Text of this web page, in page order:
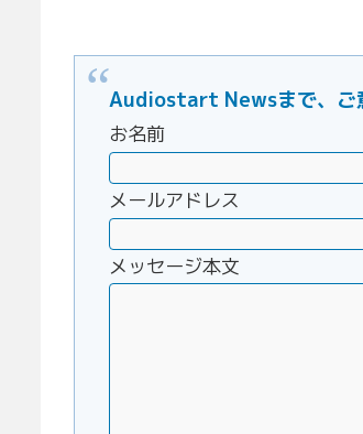
Audiostart Newsまで、ご
お名前
メールアドレス
メッセージ本文